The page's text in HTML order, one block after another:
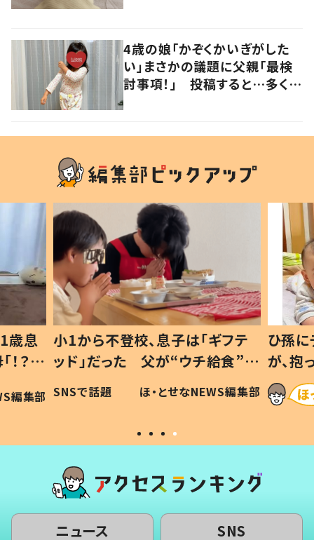
4歳の娘「かぞくかいぎがした
い」まさかの議題に父親「最検
討事項！」 投稿すると…多くの
歳息
？」
編集部
小1から不登校、息子は「ギフテ
ッド」だった 父が“ウチ給食”を
作り続ける理由とは #令和の親
#令和の子
SNSで話題 ほ・とせなNEWS編集部
ひ孫
が、
「涙が
い」
ニュース SNS